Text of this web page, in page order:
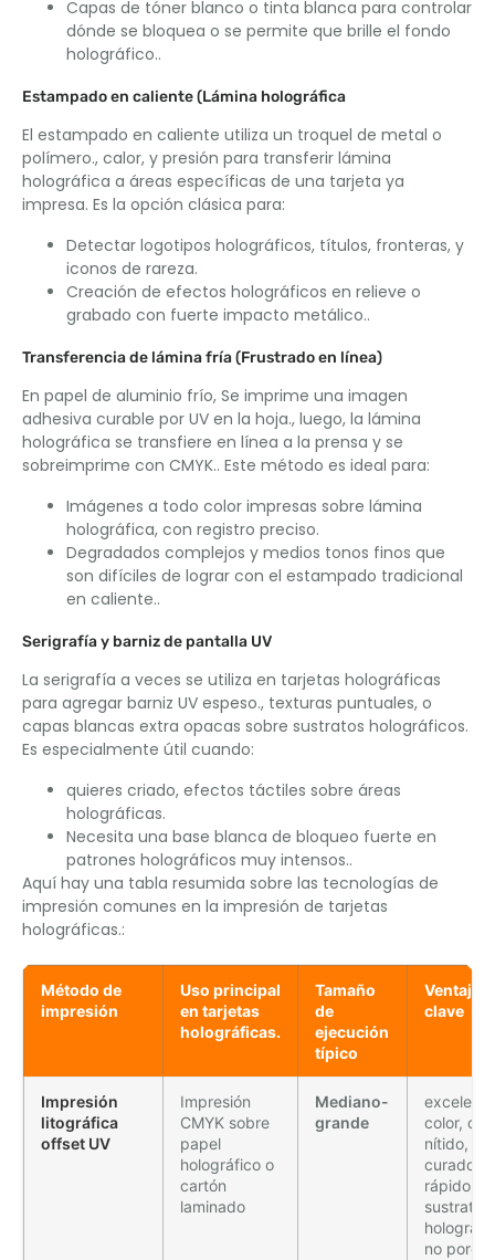
Capas de tóner blanco o tinta blanca para controlar
dónde se bloquea o se permite que brille el fondo
holográfico..
Estampado en caliente (Lámina holográfica
El estampado en caliente utiliza un troquel de metal o
polímero., calor, y presión para transferir lámina
holográfica a áreas específicas de una tarjeta ya
impresa. Es la opción clásica para:
Detectar logotipos holográficos, títulos, fronteras, y
iconos de rareza.
Creación de efectos holográficos en relieve o
grabado con fuerte impacto metálico..
Transferencia de lámina fría (Frustrado en línea)
En papel de aluminio frío, Se imprime una imagen
adhesiva curable por UV en la hoja., luego, la lámina
holográfica se transfiere en línea a la prensa y se
sobreimprime con CMYK.. Este método es ideal para:
Imágenes a todo color impresas sobre lámina
holográfica, con registro preciso.
Degradados complejos y medios tonos finos que
son difíciles de lograr con el estampado tradicional
en caliente..
Serigrafía y barniz de pantalla UV
La serigrafía a veces se utiliza en tarjetas holográficas
para agregar barniz UV espeso., texturas puntuales, o
capas blancas extra opacas sobre sustratos holográficos.
Es especialmente útil cuando:
quieres criado, efectos táctiles sobre áreas
holográficas.
Necesita una base blanca de bloqueo fuerte en
patrones holográficos muy intensos..
Aquí hay una tabla resumida sobre las tecnologías de
impresión comunes en la impresión de tarjetas
holográficas.:
Método de
impresión
Uso principal
en tarjetas
holográficas.
Tamaño
de
ejecución
típico
Ventajas
clave
Impresión
litográfica
offset UV
Impresión
CMYK sobre
papel
holográfico o
cartón
laminado
Mediano-
grande
excelente
color,
nítido,
curado
rápido en
sustratos
no